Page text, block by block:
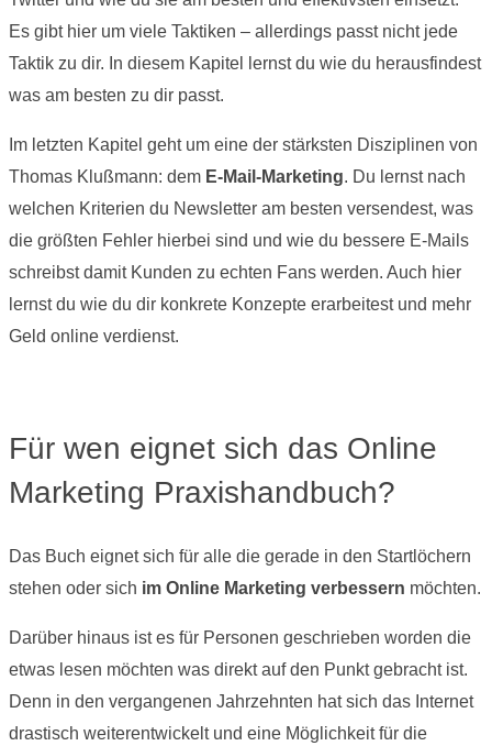
Es gibt hier um viele Taktiken – allerdings passt nicht jede
Taktik zu dir. In diesem Kapitel lernst du wie du herausfindest
was am besten zu dir passt.
Im letzten Kapitel geht um eine der stärksten Disziplinen von
Thomas Klußmann: dem E-Mail-Marketing. Du lernst nach
welchen Kriterien du Newsletter am besten versendest, was
die größten Fehler hierbei sind und wie du bessere E-Mails
schreibst damit Kunden zu echten Fans werden. Auch hier
lernst du wie du dir konkrete Konzepte erarbeitest und mehr
Geld online verdienst.
Für wen eignet sich das Online
Marketing Praxishandbuch?
Das Buch eignet sich für alle die gerade in den Startlöchern
stehen oder sich im Online Marketing verbessern möchten.
Darüber hinaus ist es für Personen geschrieben worden die
etwas lesen möchten was direkt auf den Punkt gebracht ist.
Denn in den vergangenen Jahrzehnten hat sich das Internet
drastisch weiterentwickelt und eine Möglichkeit für die